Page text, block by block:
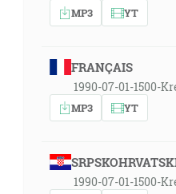
MP3 YT
FRANÇAIS
1990-07-01-1500-
MP3 YT
1990-07-01-1500-